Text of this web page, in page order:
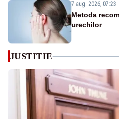
7 aug. 2026, 07:23
Metoda
urechilor
JUSTITIE